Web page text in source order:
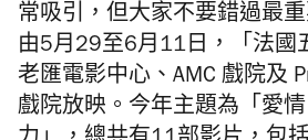
常吸引，但大家不要錯過最
由5月29至6月11日，「法國
老匯電影中心、AMC 戲院及
戲院放映。今年主題為「愛